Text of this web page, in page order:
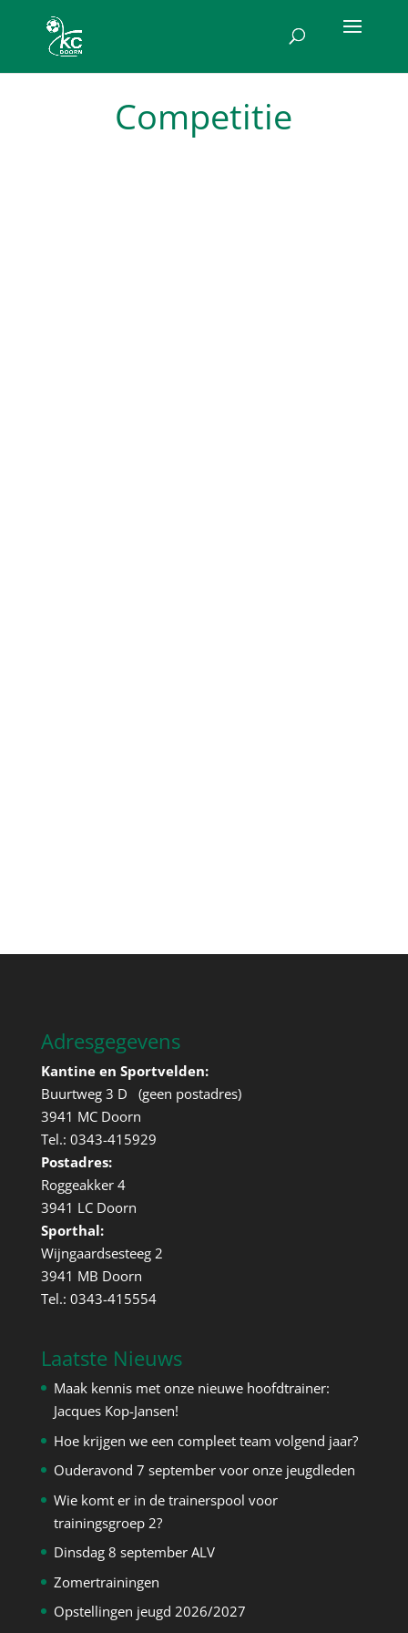
Competitie
Adresgegevens
Kantine en Sportvelden:
Buurtweg 3 D (geen postadres)
3941 MC Doorn
Tel.: 0343-415929
Postadres:
Roggeakker 4
3941 LC Doorn
Sporthal:
Wijngaardsesteeg 2
3941 MB Doorn
Tel.: 0343-415554
Laatste Nieuws
Maak kennis met onze nieuwe hoofdtrainer:
Jacques Kop-Jansen!
Hoe krijgen we een compleet team volgend jaar?
Ouderavond 7 september voor onze jeugdleden
Wie komt er in de trainerspool voor
trainingsgroep 2?
Dinsdag 8 september ALV
Zomertrainingen
Opstellingen jeugd 2026/2027